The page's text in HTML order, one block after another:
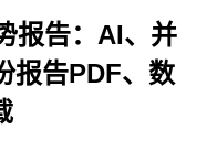
报告：AI、并
报告PDF、数